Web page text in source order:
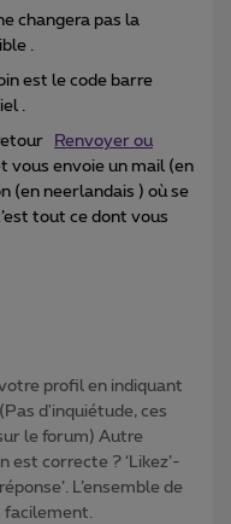
changera pas la
.
est le code barre
.
Renvoyer ou
vous envoie un mail (en
(en neerlandais ) où se
tout ce dont vous
profil en indiquant
d'inquiétude, ces
le forum) Autre
est correcte ? ‘Likez’-
L’ensemble de
facilement.